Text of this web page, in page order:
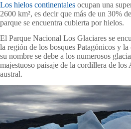
Los hielos continentales ocupan una
2600 km², es decir que más de un 30%
parque se encuentra cubierta por hielos.
El Parque Nacional Los Glaciares se
la región de los bosques Patagónicos y la
su nombre se debe a los numerosos
majestuoso paisaje de la cordillera de los
austral.